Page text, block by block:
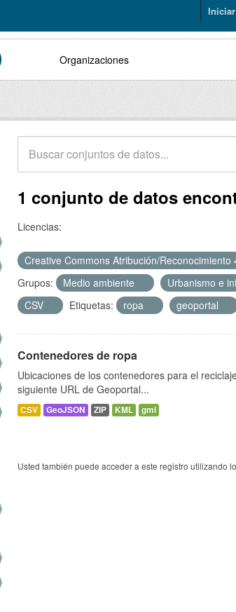
Organizaciones
1 conjunto de datos
Licencias:
Creative Commons Atribución/
Grupos:
Medio ambiente Urbanismo e
CSV
Etiquetas: ropa geoportal
Contenedores de ropa
Ubicaciones de los contenedores para el
siguiente URL de Geoportal...
CSV GeoJSON ZIP KML gml
Usted también puede acceder a este registro utilizando